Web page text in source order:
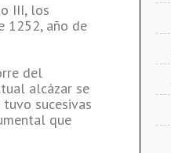
III, los
1252, año de
del
alcázar se
sucesivas
que